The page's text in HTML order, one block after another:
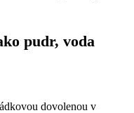
pudr, voda
dovolenou v